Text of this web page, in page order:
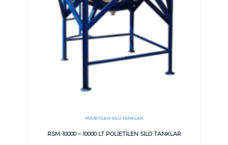
POLIETILEN SILO TANKLAR
RSM-10000 – 10000 LT POLİETİLEN SİLO TANKLAR